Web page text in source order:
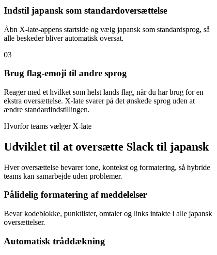
Indstil japansk som standardoversættelse
Åbn X-late-appens startside og vælg japansk som standardsprog, så
alle beskeder bliver automatisk oversat.
03
Brug flag-emoji til andre sprog
Reager med et hvilket som helst lands flag, når du har brug for en
ekstra oversættelse. X-late svarer på det ønskede sprog uden at
ændre standardindstillingen.
Hvorfor teams vælger X-late
Udviklet til at oversætte Slack til japansk
Hver oversættelse bevarer tone, kontekst og formatering, så hybride
teams kan samarbejde uden problemer.
Pålidelig formatering af meddelelser
Bevar kodeblokke, punktlister, omtaler og links intakte i alle japansk
oversættelser.
Automatisk tråddækning